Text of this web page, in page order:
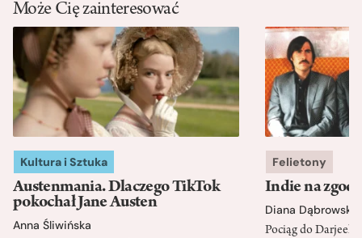
Może Cię zainteresować
Kultura i Sztuka
Austenmania. Dlaczego TikTok
pokochał Jane Austen
Anna Śliwińska
Felietony
Indie na
Diana Dąbrowska
Pociąg do